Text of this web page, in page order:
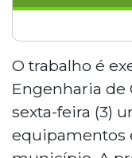
Cerca de 70
trabalham
construção
sobre o Rio
Negro, a 153
estrutura
O trabalho é
Engenharia de
sexta-feira (3)
equipamentos